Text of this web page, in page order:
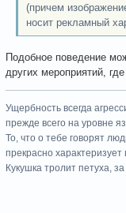
(причем
носит рекламный
Подобное поведение
других мероприятий,
Ущербность всегда
прежде всего на уровне
То, что о тебе говорят
прекрасно характеризует
Кукушка тролит петуха,